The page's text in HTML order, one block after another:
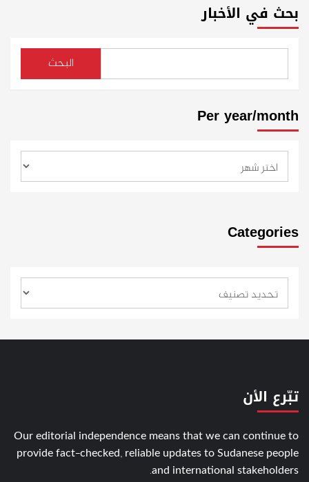
بحث في الأخبار
البحث
Per year/month
Categories
تبّرع الأن
Our editorial independence means that we can continue to
provide fact-checked, reliable updates to Sudanese people
and international stakeholders.